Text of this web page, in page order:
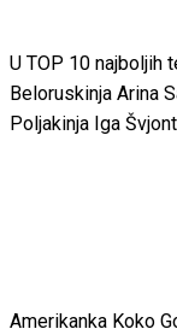
U TOP 10 najboljih
Beloruskinja Arina
Poljakinja Iga
Amerikanka Koko